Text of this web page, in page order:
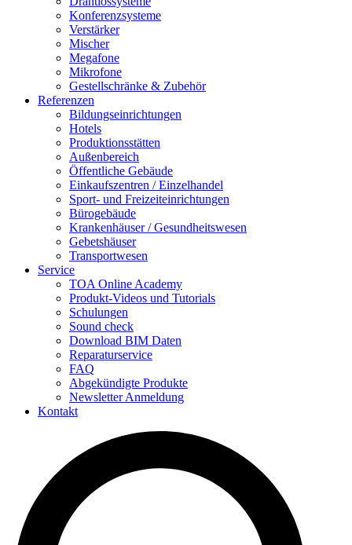
Konferenzsysteme
Verstärker
Mischer
Megafone
Mikrofone
Gestellschränke & Zubehör
Referenzen
Bildungseinrichtungen
Hotels
Produktionsstätten
Außenbereich
Öffentliche Gebäude
Einkaufszentren / Einzelhandel
Sport- und Freizeiteinrichtungen
Bürogebäude
Krankenhäuser / Gesundheitswesen
Gebetshäuser
Transportwesen
Service
TOA Online Academy
Produkt-Videos und Tutorials
Schulungen
Sound check
Download BIM Daten
Reparaturservice
FAQ
Abgekündigte Produkte
Newsletter Anmeldung
Kontakt